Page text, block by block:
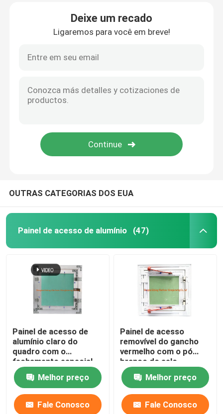
Deixe um recado
Ligaremos para você em breve!
OUTRAS CATEGORIAS DOS EUA
Painel de acesso de alumínio (47)
Painel de acesso de
alumínio claro do
quadro com o
fechamento especial
do impulso altura verde
da placa de gesso da
baixa
Melhor preço
Fale Conosco
Painel de acesso
removível do gancho
vermelho com o pó
branco do selo
revestido
Melhor preço
Fale Conosco